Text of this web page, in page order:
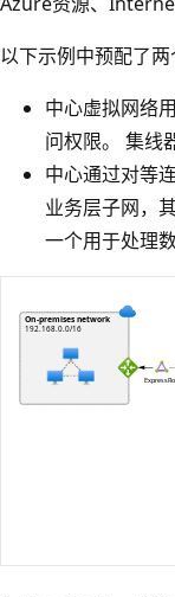
以下示例中预配了两
中心虚拟网络
问权限。 集线
中心通过对等
业务层子网，
一个用于处理